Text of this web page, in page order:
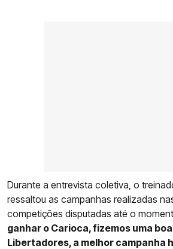
Durante a entrevista coletiva, o
ressaltou as campanhas realizadas
competições disputadas até o
ganhar o Carioca, fizemos uma
Libertadores, a melhor campanha